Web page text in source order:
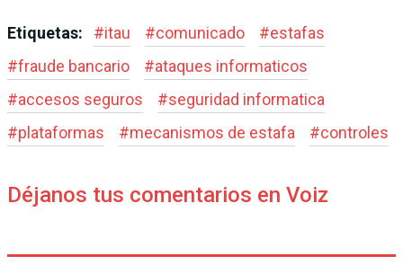
Etiquetas: #itau #comunicado #estafas
#fraude bancario #ataques informaticos
#accesos seguros #seguridad informatica
#plataformas #mecanismos de estafa #controles
Déjanos tus comentarios en Voiz